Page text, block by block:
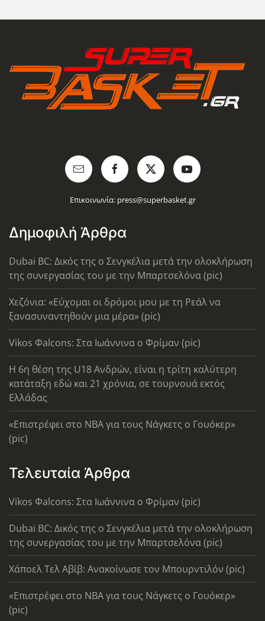
Επικοινωνία: press@superbasket.gr
Δημοφιλή Άρθρα
Dubai BC: Δικός της ο Σενγκέλια μετά την ολοκλήρωση
της συνεργασίας του με την Μπαρτσελόνα (pic)
Χεζόνια: «Εύχομαι οι δρόμοι μου με τη Ρεάλ να
ξανασυναντηθούν μια μέρα» (pic)
Vikos Φalcons: Στα Ιωάννινα ο Φρίμαν (pic)
Η 6η θέση της U18 Ανδρών, είναι η τρίτη καλύτερη
κατάταξη εδώ και 21 χρόνια, σε τουρνουά εκτός
Ελλάδας
«Επιστρέφει στο ΝΒΑ για τους Νάγκετς ο Γουόκερ»
(pic)
Τελευταία Άρθρα
Vikos Φalcons: Στα Ιωάννινα ο Φρίμαν (pic)
Dubai BC: Δικός της ο Σενγκέλια μετά την ολοκλήρωση
της συνεργασίας του με την Μπαρτσελόνα (pic)
Χάποελ Τελ Αβίβ: Ανακοίνωσε τον Μπουρντιλόν (pic)
«Επιστρέφει στο ΝΒΑ για τους Νάγκετς ο Γουόκερ»
(pic)